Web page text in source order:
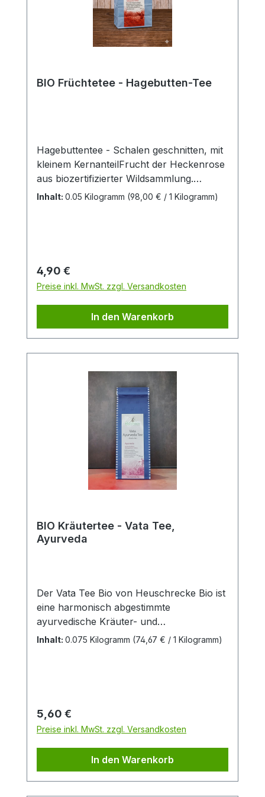
BIO Früchtetee - Hagebutten-Tee
Hagebuttentee - Schalen geschnitten, mit
kleinem KernanteilFrucht der Heckenrose
aus biozertifizierter Wildsammlung.
Herkunftsland: Terra Magnifica, Kroatien
Winter:Als vitale Zutat mit in den grünen
Smoothie (vorher einweichen) geben
Inhalt: 0.05 Kilogramm (98,00 € / 1 Kilogramm)
Regulärer Preis:
4,90 €
Preise inkl. MwSt. zzgl. Versandkosten
In den Warenkorb
BIO Kräutertee - Vata Tee,
Ayurveda
Der Vata Tee Bio von Heuschrecke Bio ist
eine harmonisch abgestimmte
ayurvedische Kräuter- und
Gewürzteemischung in kontrolliert
Geschmackserlebnis. Aromatische
Gewürze und milde Kräuter sorgen für
eine sanft würzige, leicht süßliche Note,
die Körper und Geist gleichermaßen
anspricht. Der Tee ist koffeinfrei und
eignet sich ideal für entspannte
Inhalt: 0.075 Kilogramm (74,67 € / 1 Kilogramm)
Regulärer Preis:
5,60 €
Preise inkl. MwSt. zzgl. Versandkosten
In den Warenkorb